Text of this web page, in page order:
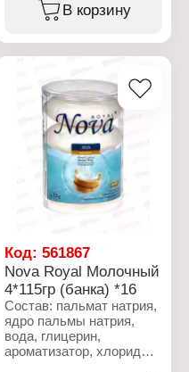
композиция,
лаурилэфирсульфат
тетранатрий ЭДТА,
этидроновая кислота, Cl
19140, Cl 61570,
амилциннамаль,
бензилсалицилат,
цитраль, цитронеллол,
кумарин,
гексилциннамаль,
гидроксиизогексил 3-
линалоол.
Характеристики:
Бренд: Royal
Серия: NOVA
Линейка: Gold
Тип товара: Туалетное
мыло
В корзину
Код:561867
Nova Royal Молочный
4*115гр (банка) *16
Состав: пальмат натрия,
ядро пальмы натрия,
вода, глицерин,
ароматизатор, хлорид